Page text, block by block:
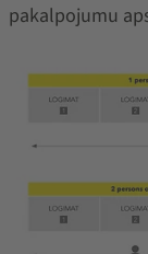
pakalpojumu